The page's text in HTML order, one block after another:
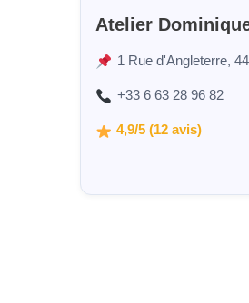
Atelier
1 Rue d'Angleterre,
+33 6 63 28 96 82
4,9/5 (12 avis)